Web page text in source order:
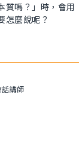
質嗎？」時，會用
怎麼說呢？
講師